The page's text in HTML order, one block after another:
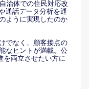
治体での住民対応改
通話データ分析を通
ように実現したのか
でなく、顧客接点の
なヒントが満載。公
を両立させたい方に